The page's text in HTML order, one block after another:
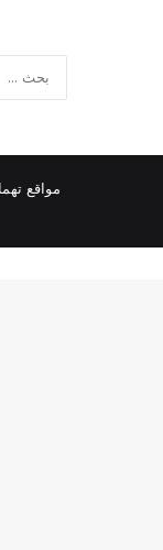
مواقع